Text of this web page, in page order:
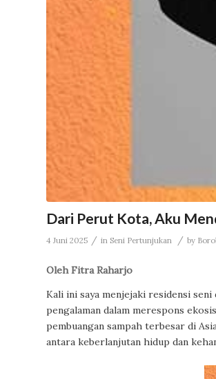
Dari Perut Kota, Aku
4 Juni 2025 / in Seni Pertunjukan / by
OlehFitra Raharjo
Kali ini saya menjejaki residensi
pengalaman dalam merespons
pembuangan sampah terbesar di
antara keberlanjutan hidup dan